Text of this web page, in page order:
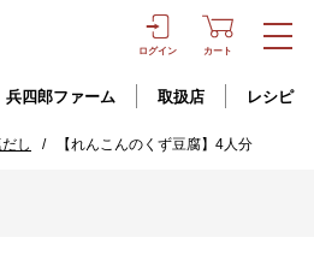
ログイン カート
兵四郎ファーム 取扱店 レシピ
し / 【れんこんのくず豆腐】4人分